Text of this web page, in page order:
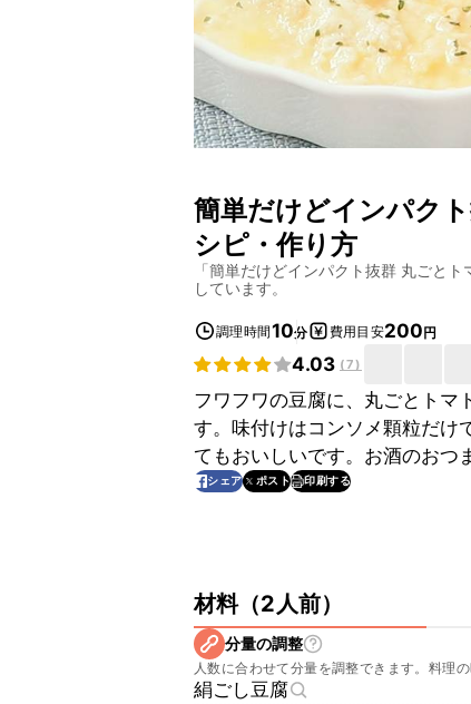
簡単だけどインパク
シピ・作り方
「簡単だけどインパクト抜群 丸ごとト
しています。
調理時間10分 費用目安200円
4.03 (7)
フワフワの豆腐に、丸ごとトマ
す。味付けはコンソメ顆粒だけ
てもおいしいです。お酒のおつ
シェア ポスト 印刷する
材料（2人前）
分量の調整
人数に合わせて分量を調整できます。料理
絹ごし豆腐